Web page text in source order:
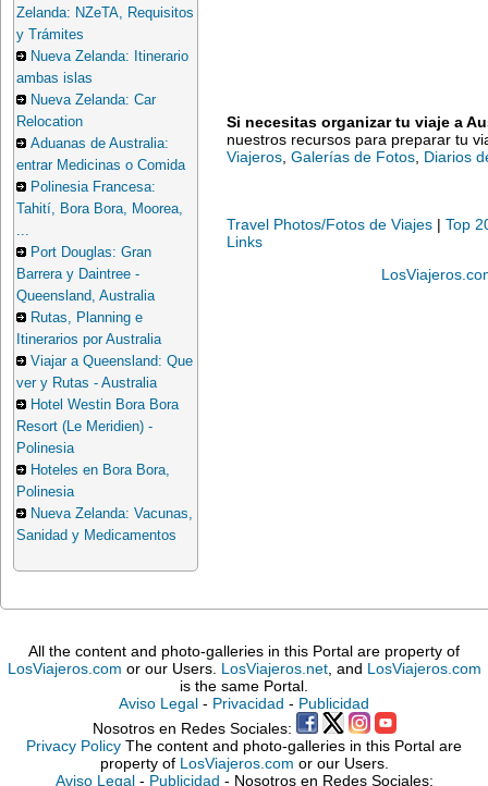
Zelanda: NZeTA, Requisitos
y Trámites
Nueva Zelanda: Itinerario
ambas islas
Nueva Zelanda: Car
Relocation
Aduanas de Australia:
entrar Medicinas o Comida
Polinesia Francesa:
Tahití, Bora Bora, Moorea,
...
Port Douglas: Gran
Barrera y Daintree -
Queensland, Australia
Rutas, Planning e
Itinerarios por Australia
Viajar a Queensland: Que
ver y Rutas - Australia
Hotel Westin Bora Bora
Resort (Le Meridien) -
Polinesia
Hoteles en Bora Bora,
Polinesia
Nueva Zelanda: Vacunas,
Sanidad y Medicamentos
Si necesitas organizar tu viaje a
nuestros recursos para preparar tu
Viajeros Galerías de Fotos Diarios
Travel Photos/Fotos de Viajes | Top
Links
All the content and photo-galleries in this Portal are property of
LosViajeros.com or our Users. LosViajeros.net, and LosViajeros.com
is the same Portal.
Aviso Legal - Privacidad - Publicidad
Nosotros en Redes Sociales:
Privacy Policy The content and photo-galleries in this Portal are
property of LosViajeros.com or our Users.
Aviso Legal- Publicidad - Nosotros en Redes Sociales: